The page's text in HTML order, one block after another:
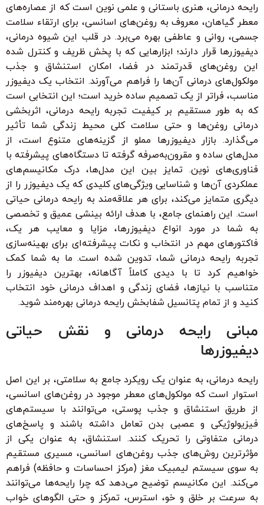
سطوح با زیرنویس فارسی حرفه‌ای و امکان دانلود و تماشای آنلاین."
ویژگی‌های کلیدی:
بدون نیاز به تجربه قبلی برنامه‌نویسی
زیرنویس فارسی با ترجمه حرفه‌ای
۳۰ ٪ تخفیف ویژه برای دانشجویان و دانش آموزان
رایحه درمانی، هنری باستانی و علمی نوین است که از عصاره‌های
معطر گیاهان، معروف به روغن‌های اسانسی، برای ارتقاء سلامت
جسمی، روانی و عاطفی بهره می‌برد. در قلب این شیوه درمانی،
دیفیوزرها قرار دارند؛ ابزارهایی که با پخش ظریف و کنترل شده
این روغن‌های قدرتمند در فضا، امکان استنشاق و جذب
مولکول‌های درمانی آن‌ها را فراهم می‌آورند. انتخاب یک دیفیوزر
مناسب، فراتر از یک تصمیم ساده خرید است؛ این انتخابی است
که به طور مستقیم بر کیفیت تجربه رایحه درمانی، اثربخشی
درمانی روغن‌ها و حتی سلامت کلی محیط زندگی شما تأثیر
می‌گذارد. بازار دیفیوزرها مملو از گزینه‌های متنوع است، از
مدل‌های ساده و مقرون‌به‌صرفه گرفته تا دستگاه‌های پیشرفته با
فناوری‌های نوین. تمایز بین این مدل‌ها، درک مکانیسم‌های
عملکردی آن‌ها و شناسایی ویژگی‌های کلیدی که یک دیفیوزر را از
دیگری متمایز می‌کند، برای هر علاقه‌مند به رایحه درمانی حیاتی
است. این راهنمای جامع، با هدف ارائه بینشی عمیق و تخصصی
به شما در مورد انواع دیفیوزرها، مزایا و معایب هر یک،
فاکتورهای مهم در انتخاب و نکات پیشرفته‌ای برای بهینه‌سازی
تجربه رایحه درمانی شما، تدوین شده است. ما به شما کمک
خواهیم کرد تا با دیدی کاملاً آگاهانه، بهترین دیفیوزر را
متناسب با نیازها، فضای زندگی و اهداف درمانی خود انتخاب
کنید و از تمام پتانسیل شفابخش رایحه درمانی بهره‌مند شوید.
مبانی رایحه درمانی و نقش حیاتی
دیفیوزرها
رایحه درمانی، به عنوان یک رویکرد جامع به سلامتی، بر این اصل
استوار است که مولکول‌های معطر موجود در روغن‌های اسانسی،
از طریق استنشاق و جذب پوستی، می‌توانند با سیستم‌های
فیزیولوژیکی و عصبی بدن تعامل داشته باشند و پاسخ‌های
درمانی متفاوتی را تحریک کنند. استنشاق، به عنوان یکی از
مؤثرترین روش‌های جذب روغن‌های اسانسی، مسیری مستقیم
به سوی سیستم لیمبیک مغز (مرکز احساسات و حافظه) فراهم
می‌کند. این مکانیسم توضیح می‌دهد که چرا رایحه‌ها می‌توانند
به سرعت بر خلق و خو، استرس، تمرکز و حتی الگوهای خواب